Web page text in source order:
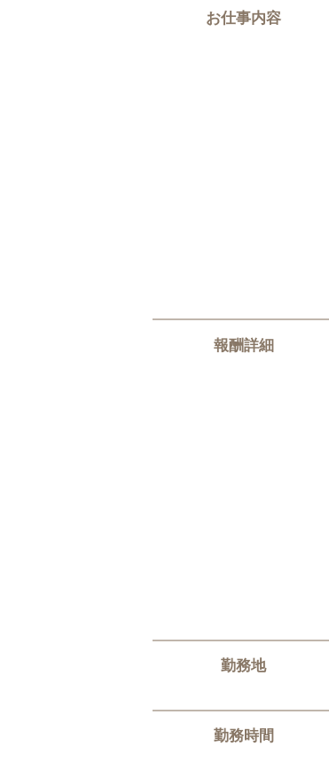
お仕事内容
報酬詳細
勤務地
勤務時間